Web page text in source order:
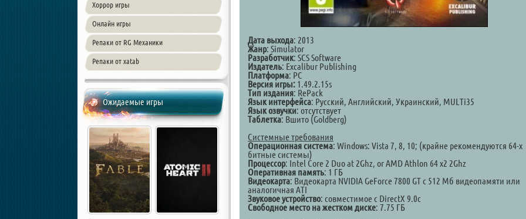
Хоррор игры
Онлайн игры
Репаки от RG Механики
Репаки от xatab
Ожидаемые игры
Дата выхода: 2013
Жанр: Simulator
Разработчик: SCS Software
Издатель: Excalibur Publishing
Платформа: РС
Версия игры: 1.49.2.15s
Тип издания: RePack
Язык интерфейса: Русский, Английский, Украинский, MULTi35
Язык озвучки: отсутствует
Таблетка: Вшито (Goldberg)
Системные требования
Операционная система: Windows: Vista 7, 8, 10; (крайне рекомендуются 64-х
битные системы)
Процессор: Intel Core 2 Duo at 2Ghz, or AMD Athlon 64 x2 2Ghz
Оперативная память: 1 ГБ
Видеокарта: Видеокарта NVIDIA GeForce 7800 GT с 512 Мб видеопамяти или
аналогичная ATI
Звуковое устройство: совместимое с DirectX 9.0с
Свободное место на жестком диске: 7.75 ГБ